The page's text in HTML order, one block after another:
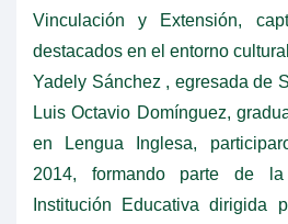
Vinculación y Extensión,
destacados en el entorno
Yadely Sánchez , egresada de
Luis Octavio Domínguez,
en Lengua Inglesa,
2014, formando parte de
Institución Educativa dirigida